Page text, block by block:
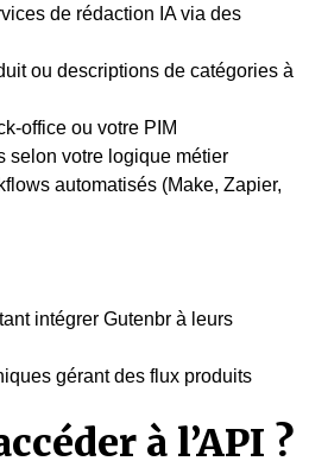
de rédaction IA via des
ou descriptions de catégories à
office ou votre PIM
selon votre logique métier
automatisés (Make, Zapier,
intégrer Gutenbr à leurs
gérant des flux produits
à l’API ?